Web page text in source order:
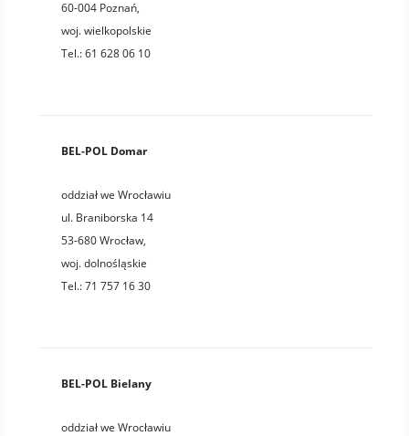
60-004 Poznań,
woj.wielkopolskie
Tel.:61 628 06 10
BEL-POL Domar
oddział we Wrocławiu
ul. Braniborska 14
53-680Wrocław,
woj.dolnośląskie
Tel.:71 757 16 30
BEL-POL Bielany
oddział we Wrocławiu